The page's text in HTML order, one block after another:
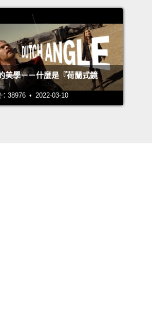
美學－－什麼是『荷蘭式鏡
38976 • 2022-03-10